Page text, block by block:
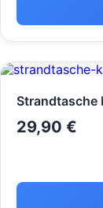
Strandtasche
29,90 €